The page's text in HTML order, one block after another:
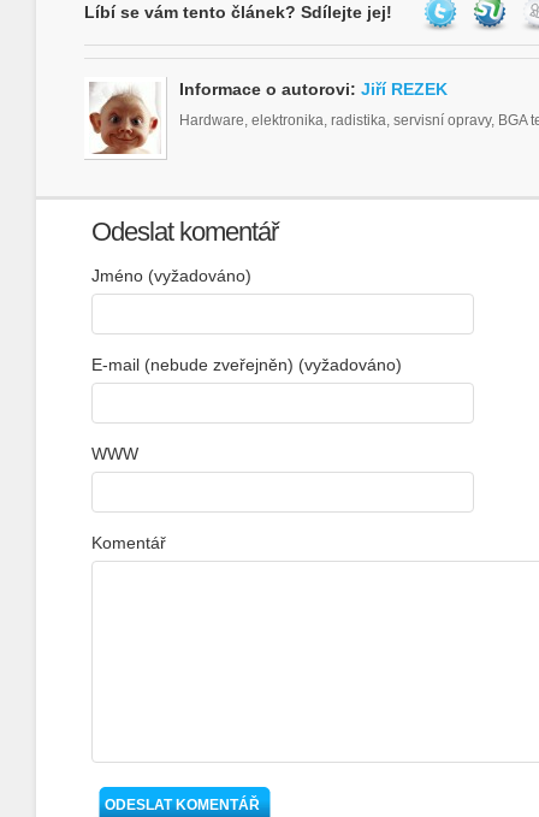
Líbí se vám tento článek? Sdílejte jej!
Informace o autorovi: Jiří REZEK
Hardware, elektronika, radistika, servisní opravy, BGA
Odeslat komentář
Jméno (vyžadováno)
E-mail (nebude zveřejněn) (vyžadováno)
WWW
Komentář